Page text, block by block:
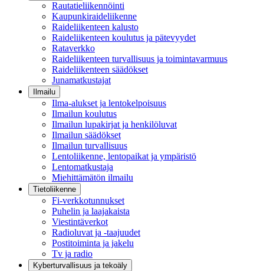
Rautatieliikennöinti
Kaupunkiraideliikenne
Raideliikenteen kalusto
Raideliikenteen koulutus ja pätevyydet
Rataverkko
Raideliikenteen turvallisuus ja toimintavarmuus
Raideliikenteen säädökset
Junamatkustajat
Ilmailu
Ilma-alukset ja lentokelpoisuus
Ilmailun koulutus
Ilmailun lupakirjat ja henkilöluvat
Ilmailun säädökset
Ilmailun turvallisuus
Lentoliikenne, lentopaikat ja ympäristö
Lentomatkustaja
Miehittämätön ilmailu
Tietoliikenne
Fi-verkkotunnukset
Puhelin ja laajakaista
Viestintäverkot
Radioluvat ja -taajuudet
Postitoiminta ja jakelu
Tv ja radio
Kyberturvallisuus ja tekoäly